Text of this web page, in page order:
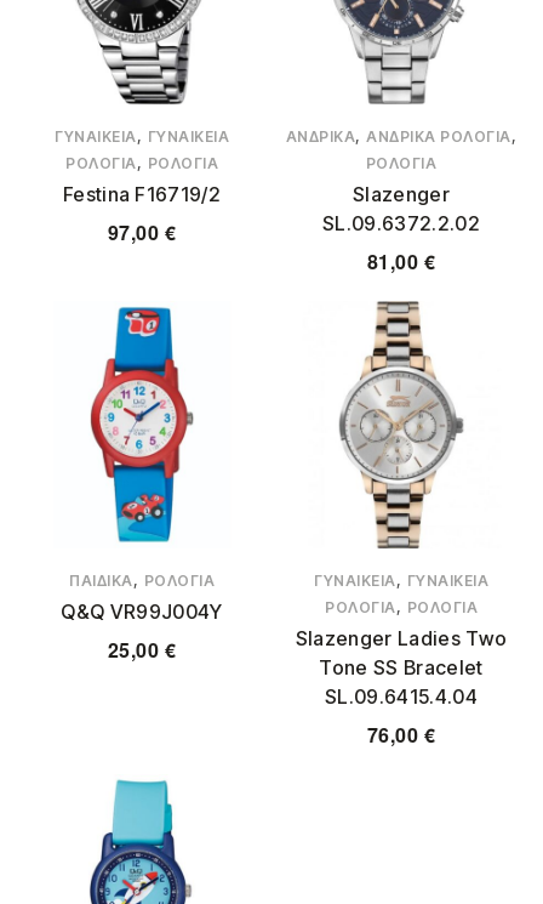
ΓΥΝΑΙΚΕΊΑ, ΓΥΝΑΙΚΕΊΑ
ΡΟΛΌΓΙΑ, ΡΟΛΌΓΙΑ
Festina F16719/2
97,00 €
ΑΝΔΡΙΚΆ,ΑΝΔΡΙΚΆ ΡΟΛΌΓΙΑ,
ΡΟΛΌΓΙΑ
Slazenger
SL.09.6372.2.02
81,00 €
ΠΑΙΔΙΚΆ, ΡΟΛΌΓΙΑ
Q&Q VR99J004Y
25,00 €
ΓΥΝΑΙΚΕΊΑ, ΓΥΝΑΙΚΕΊΑ
ΡΟΛΌΓΙΑ, ΡΟΛΌΓΙΑ
Slazenger Ladies Two
Tone SS Bracelet
SL.09.6415.4.04
76,00 €